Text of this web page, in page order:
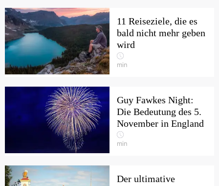
11 Reiseziele, die es
bald nicht mehr geben
wird
min
Guy Fawkes Night:
Die Bedeutung des 5.
November in England
min
Der ultimative